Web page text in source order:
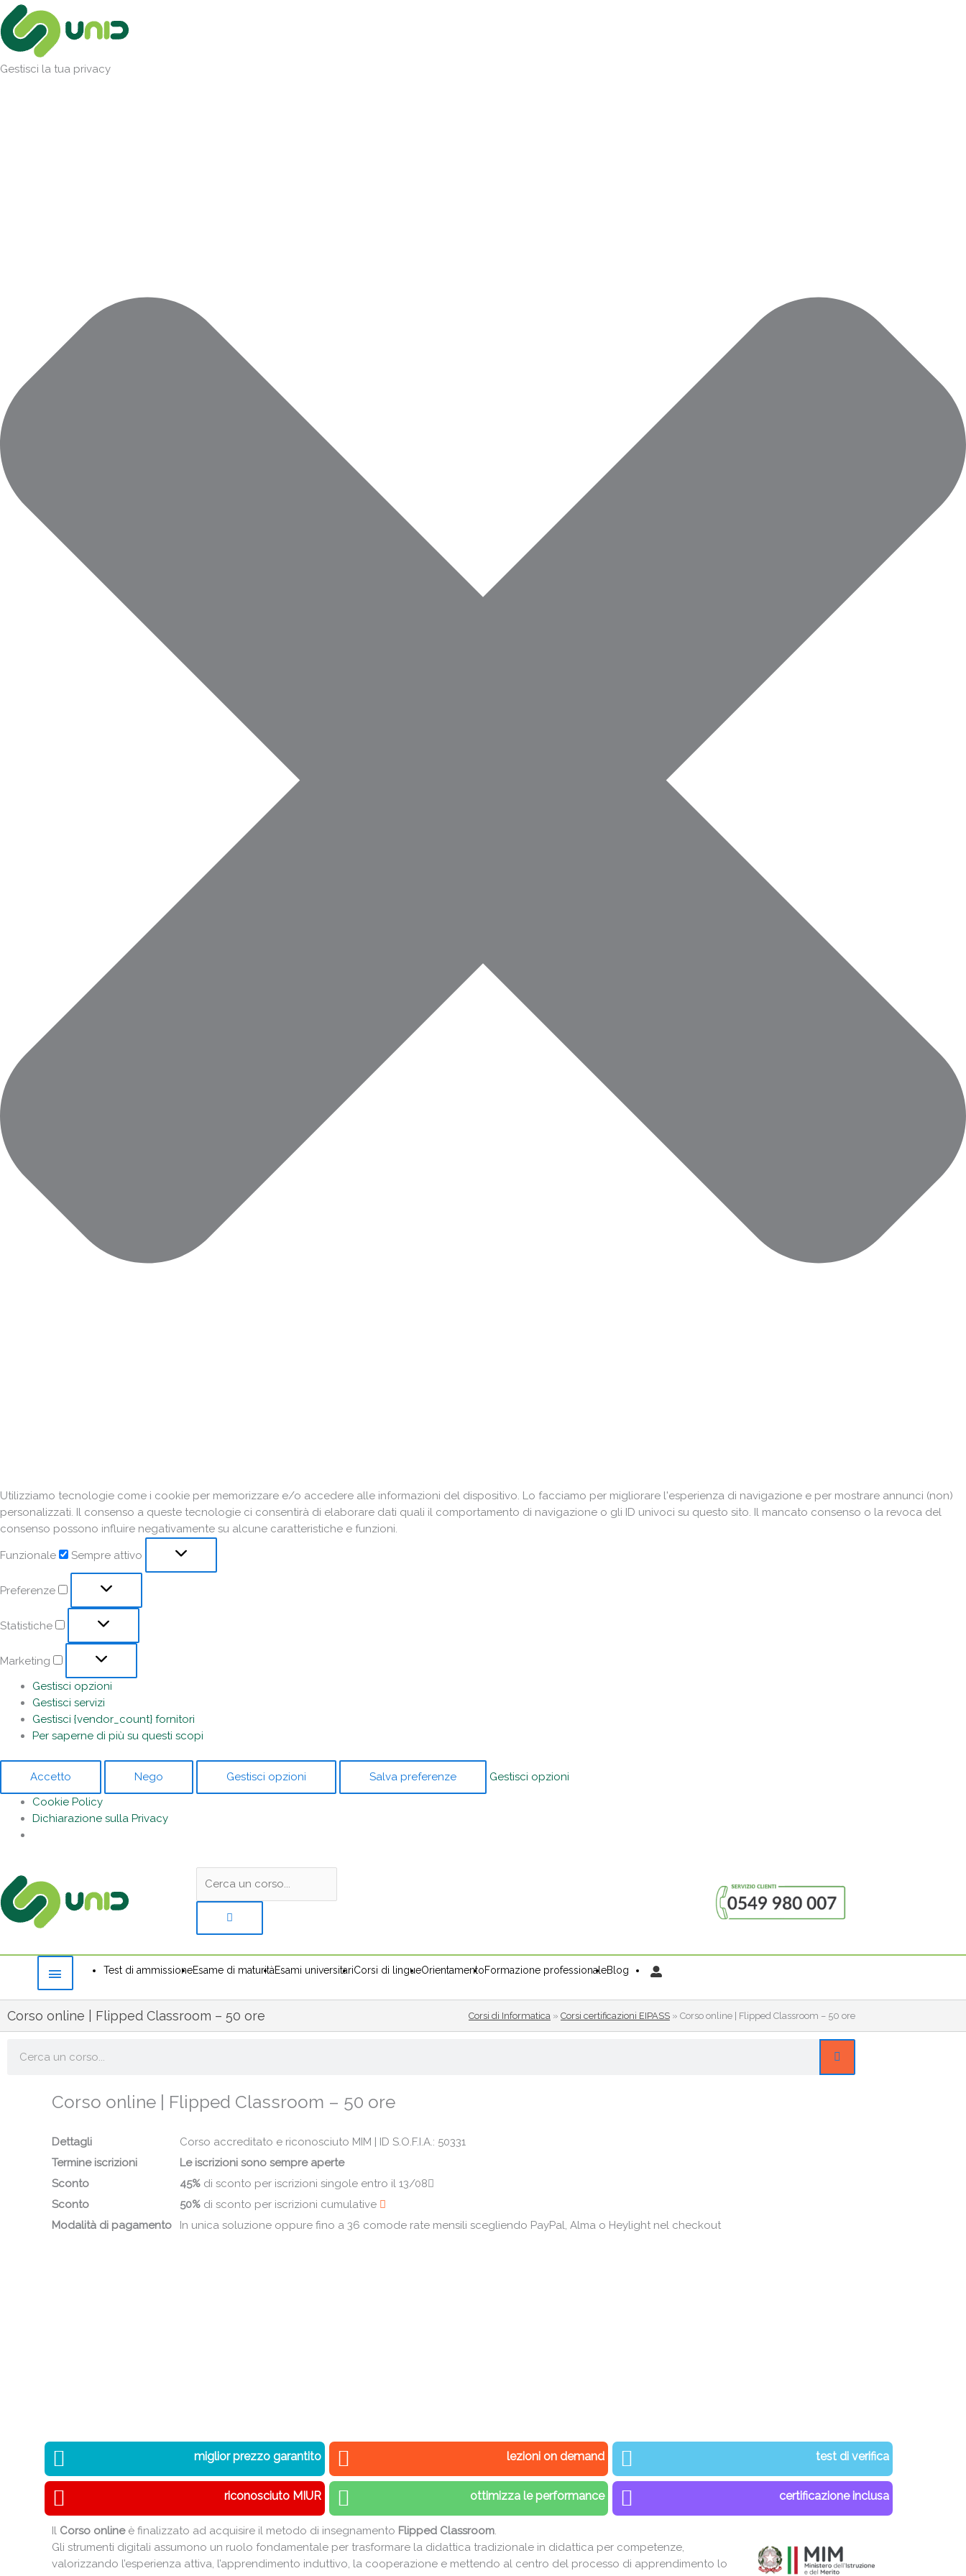
Gestisci la tua privacy
Utilizziamo tecnologie come i cookie per memorizzare e/o accedere alle informazioni del dispositivo. Lo facciamo per migliorare l'esperienza di navigazione e per mostrare annunci (non)
personalizzati. Il consenso a queste tecnologie ci consentirà di elaborare dati quali il comportamento di navigazione o gli ID univoci su questo sito. Il mancato consenso o la revoca del
consenso possono influire negativamente su alcune caratteristiche e funzioni.
Funzionale Sempre attivo
Preferenze
Statistiche
Marketing
Gestisci opzioni
Gestisci servizi
Gestisci {vendor_count} fornitori
Per saperne di più su questi scopi
Accetto Nego Gestisci opzioni Salva preferenze
Gestisci opzioni
Cookie Policy
Dichiarazione sulla Privacy
Vai
al
contenuto
l'header
Test di ammissioneEsame di maturitàEsami universitariCorsi di lingueOrientamentoFormazione professionaleBlog
Corso online | Flipped Classroom – 50 ore Corsi di Informatica » Corsi certificazioni EIPASS » Corso online | Flipped Classroom – 50 ore
Corso online | Flipped Classroom – 50 ore
Dettagli
Corso accreditato e riconosciuto MIM | ID S.O.F.I.A.: 50331
Termine iscrizioni
Le iscrizioni sono sempre aperte
Sconto
45% di sconto per iscrizioni singole entro il 13/08
Sconto
50% di sconto per iscrizioni cumulative
Modalità di pagamento
In unica soluzione oppure fino a 36 comode rate mensili scegliendo PayPal, Alma o Heylight nel checkout
miglior prezzo garantito lezioni on demand test di verifica
riconosciuto MIUR ottimizza le performance certificazione inclusa
Il Corso online è finalizzato ad acquisire il metodo di insegnamento Flipped Classroom.
Gli strumenti digitali assumono un ruolo fondamentale per trasformare la didattica tradizionale in didattica per competenze,
valorizzando l’esperienza attiva, l’apprendimento induttivo, la cooperazione e mettendo al centro del processo di apprendimento lo